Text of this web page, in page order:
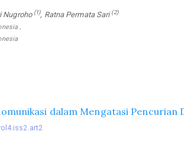
Nugroho (1), Ratna Permata Sari(2)
,
dalam Mengatasi Pencurian